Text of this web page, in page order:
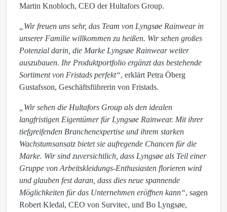
Martin Knobloch, CEO der Hultafors Group.
„Wir freuen uns sehr, das Team von Lyngsøe Rainwear in
unserer Familie willkommen zu heißen. Wir sehen großes
Potenzial darin, die Marke Lyngsøe Rainwear weiter
auszubauen. Ihr Produktportfolio ergänzt das bestehende
Sortiment von Fristads perfekt“, erklärt Petra Öberg
Gustafsson, Geschäftsführerin von Fristads.
„Wir sehen die Hultafors Group als den idealen
langfristigen Eigentümer für Lyngsøe Rainwear. Mit ihrer
tiefgreifenden Branchenexpertise und ihrem starken
Wachstumsansatz bietet sie aufregende Chancen für die
Marke. Wir sind zuversichtlich, dass Lyngsøe als Teil einer
Gruppe von Arbeitskleidungs-Enthusiasten florieren wird
und glauben fest daran, dass dies neue spannende
Möglichkeiten für das Unternehmen eröffnen kann“, sagen
Robert Kledal, CEO von Survitec, und Bo Lyngsøe,